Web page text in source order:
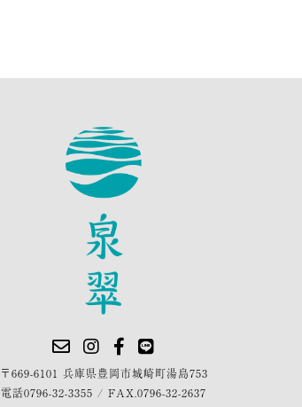
〒669-6101 兵庫県豊岡市城崎町湯島753
電話0796-32-3355 / FAX.0796-32-2637